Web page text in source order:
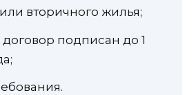
вторичного жилья;
подписан до 1